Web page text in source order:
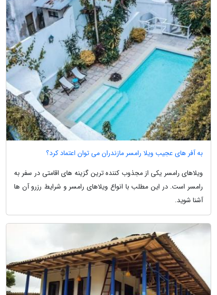
به آفر های عجیب ویلا رامسر مازندران می توان اعتماد کرد؟
ویلاهای رامسر یکی از مجذوب کننده ترین گزینه های اقامتی در سفر به
رامسر است. در این مطلب با انواع ویلاهای رامسر و شرایط رزرو آن ها
آشنا شوید.